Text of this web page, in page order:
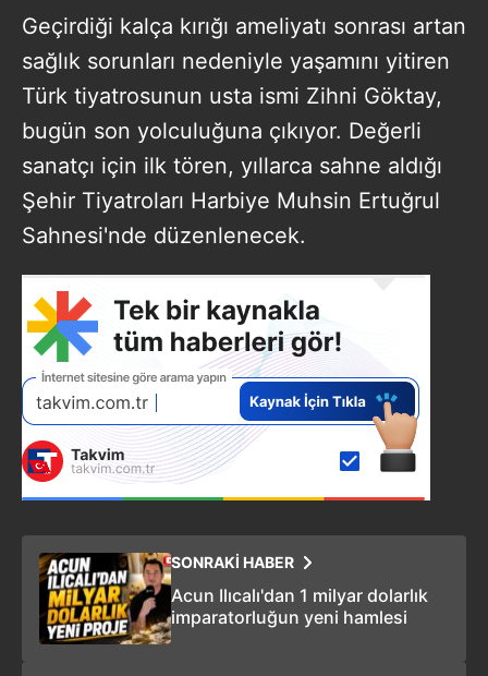
Geçirdiği kalça kırığı ameliyatı sonrası artan
sağlık sorunları nedeniyle yaşamını yitiren
Türk tiyatrosunun usta ismi Zihni Göktay,
bugün son yolculuğuna çıkıyor. Değerli
sanatçı için ilk tören, yıllarca sahne aldığı
Şehir Tiyatroları Harbiye Muhsin Ertuğrul
Sahnesi'nde düzenlenecek.
SONRAKİ HABER
Acun Ilıcalı'dan 1 milyar dolarlık
imparatorluğun yeni hamlesi